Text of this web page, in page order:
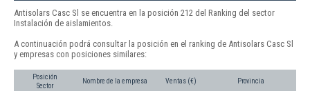
Antisolars Casc Sl se encuentra en la posición 212 del Ranking del sector
Instalación de aislamientos.
A continuación podrá consultar la posición en el ranking de Antisolars Casc Sl
y empresas con posiciones similares:
Posición
Sector
Nombre de la empresa Ventas (€) Provincia